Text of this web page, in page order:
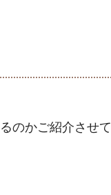
のかご紹介させ